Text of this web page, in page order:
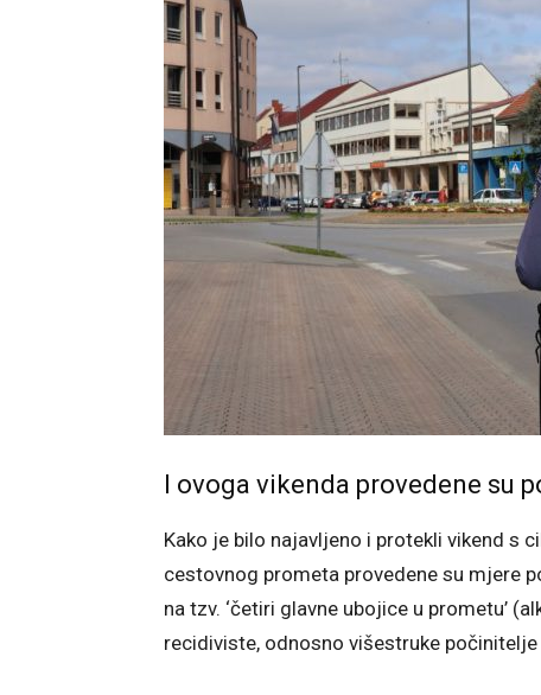
I ovoga vikenda provedene su
Kako je bilo najavljeno i protekli vikend s
cestovnog prometa provedene su mjere
na tzv. ‘četiri glavne ubojice u prometu’
recidiviste, odnosno višestruke